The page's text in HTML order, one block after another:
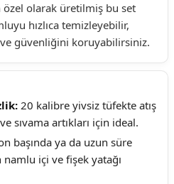
özel olarak üretilmiş bu set
hızlıca temizleyebilir,
güvenliğini koruyabilirsiniz.
20 kalibre yivsiz tüfekte atış
sıvama artıkları için ideal.
başında ya da uzun süre
içi ve fişek yatağı